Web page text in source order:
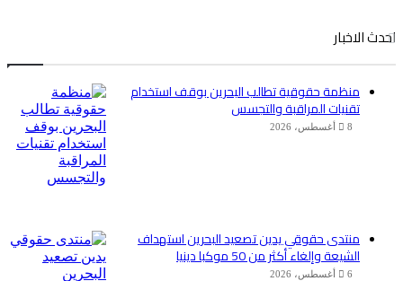
احدث الاخبار
منظمة حقوقية تطالب البحرين بوقف استخدام
تقنيات المراقبة والتجسس
8 أغسطس، 2026
منتدى حقوقي يدين تصعيد البحرين استهداف
الشيعة وإلغاء أكثر من 50 موكبا دينيا
6 أغسطس، 2026